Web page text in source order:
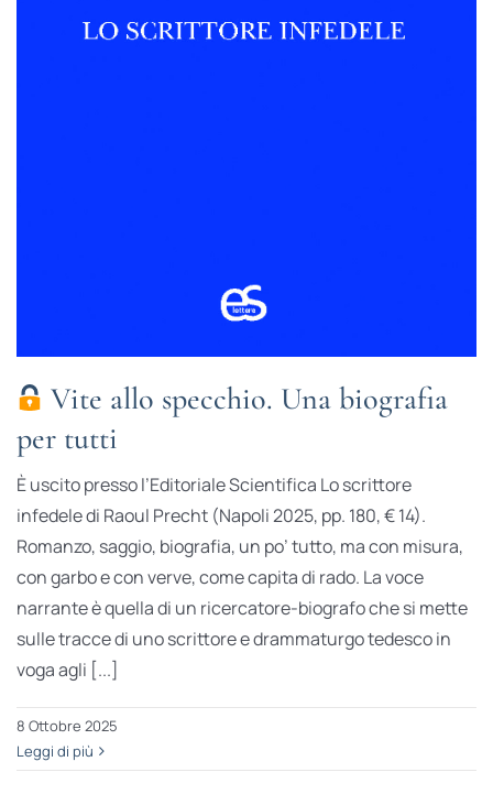
Vite allo specchio. Una biografia
per tutti
È uscito presso l’Editoriale Scien­tifica Lo scrittore
infedele di Rao­ul Precht (Napoli 2025, pp. 180, € 14).
Romanzo, saggio, biografia, un po’ tutto, ma con misura,
con garbo e con verve, come capita di rado. La voce
narrante è quella di un ricercatore-biografo che si mette
sulle tracce di uno scrittore e drammaturgo tedesco in
voga agli [...]
8 Ottobre 2025
Leggi di più